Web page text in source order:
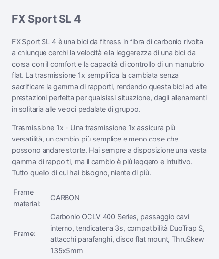
FX Sport SL 4
FX Sport SL 4 è una bici da fitness in fibra di carbonio rivolta
a chiunque cerchi la velocità e la leggerezza di una bici da
corsa con il comfort e la capacità di controllo di un manubrio
flat. La trasmissione 1x semplifica la cambiata senza
sacrificare la gamma di rapporti, rendendo questa bici ad alte
prestazioni perfetta per qualsiasi situazione, dagli allenamenti
in solitaria alle veloci pedalate di gruppo.
Trasmissione 1x - Una trasmissione 1x assicura più
versatilità, un cambio più semplice e meno cose che
possono andare storte. Hai sempre a disposizione una vasta
gamma di rapporti, ma il cambio è più leggero e intuitivo.
Tutto quello di cui hai bisogno, niente di più.
Frame
material:
CARBON
Frame:
Carbonio OCLV 400 Series, passaggio cavi
interno, tendicatena 3s, compatibilità DuoTrap S,
attacchi parafanghi, disco flat mount, ThruSkew
135x5mm